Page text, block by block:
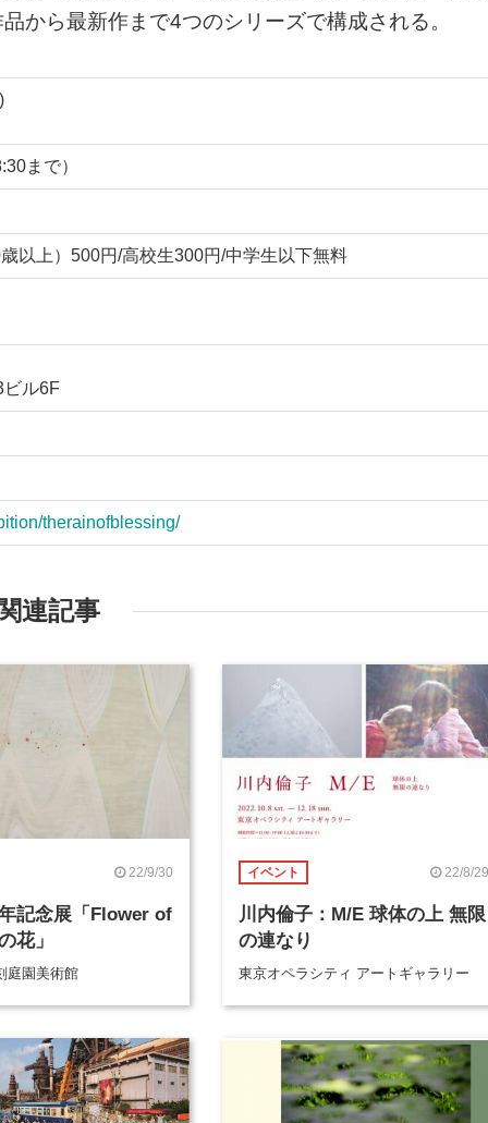
から最新作まで4つのシリーズで構成される。
まで）
以上）500円/高校生300円/中学生以下無料
ビル6F
therainofblessing/
連記事
22/9/30
記念展「Flower of
花」
庭園美術館
イベント 22/8/29
川内倫子：M/E 球体の上 無限
の連なり
東京オペラシティ アートギャラリー